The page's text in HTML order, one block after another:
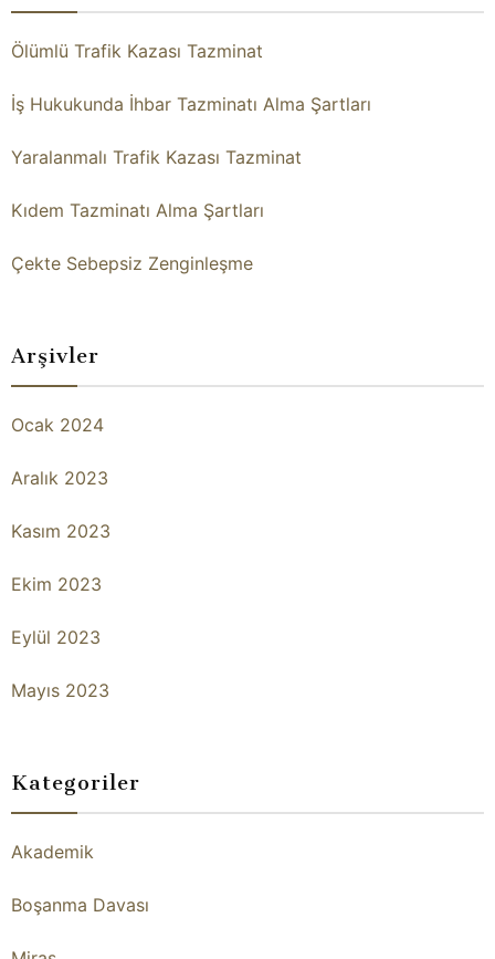
Ölümlü Trafik Kazası Tazminat
İş Hukukunda İhbar Tazminatı Alma Şartları
Yaralanmalı Trafik Kazası Tazminat
Kıdem Tazminatı Alma Şartları
Çekte Sebepsiz Zenginleşme
Arşivler
Ocak 2024
Aralık 2023
Kasım 2023
Ekim 2023
Eylül 2023
Mayıs 2023
Kategoriler
Akademik
Boşanma Davası